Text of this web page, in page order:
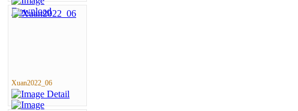
Xuan2022_06